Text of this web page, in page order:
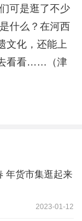
可是逛了不少
什么？在河西
文化，还能上
去看看……（津
年货市集逛起来
2023-01-12